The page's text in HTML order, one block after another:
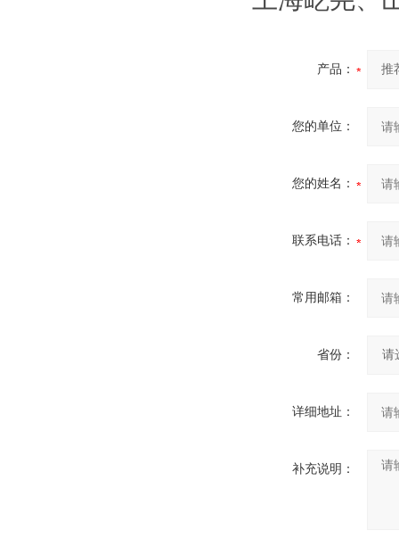
产品：
您的单位：
您的姓名：
联系电话：
常用邮箱：
省份：
详细地址：
补充说明：